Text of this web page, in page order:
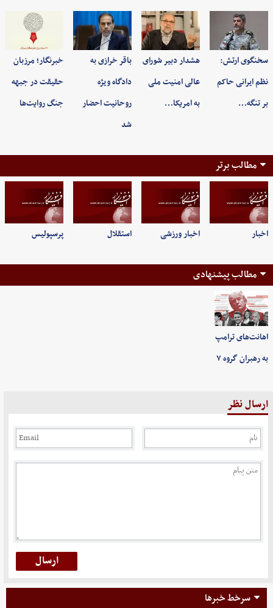
سخنگوی ارتش:
نظم ایرانی حاکم
بر تنگه…
هشدار دبیر شورای
عالی امنیت ملی
به امریکا…
باقر خرازی به
دادگاه ویژه
روحانیت احضار
شد
خبرنگار؛ مرزبان
حقیقت در جبهه
جنگ روایت‌ها
مطالب برتر
اخبار اخبار ورزشی استقلال پرسپولیس
مطالب پیشنهادی
اهانت‌های ترامپ
به رهبران گروه ۷
ارسال نظر
سرخط خبرها